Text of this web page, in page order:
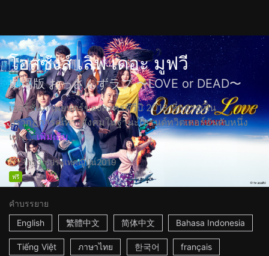
โอสซังส์ เลิฟ เดอะ มูฟวี
劇場版 おっさんずラブ 〜LOVE or DEAD〜
เวอร์ชั่นภาพยนตร์ของละครทีวีปี 2018 ที่กลายเป็น
ปรากฏการณ์ทางสังคมในฐานะเทรนด์ทวิตเตอร์อันดับหนึ่ง
และ... เพิ่มเติม
1h53mประเทศญี่ปุ่น2019
ฟรี
คำบรรยาย
English
繁體中文 简体中文 Bahasa Indonesia
Tiếng Việt ภาษาไทย 한국어 français